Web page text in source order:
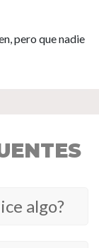
pero que nadie
algo?